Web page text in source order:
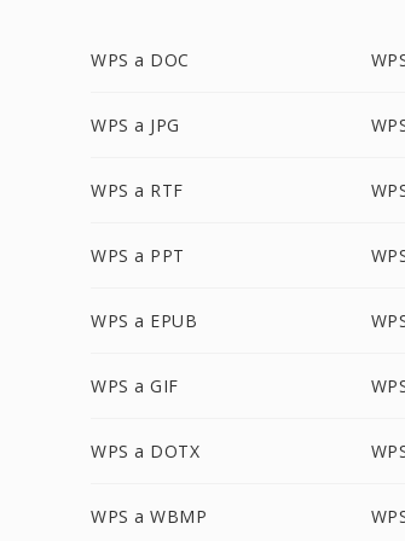
WPS a DOC
WPS a JPG
WPS a RTF
WPS a PPT
WPS a EPUB
WPS a GIF
WPS a DOTX
WPS a WBMP